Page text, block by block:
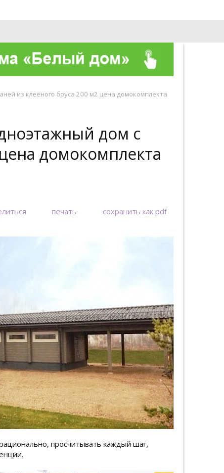
из клеёного бруса 200 м2 цена домокомплекта
дом с
домокомплекта
печать сохранить как pdf
просчитывать каждый шаг,